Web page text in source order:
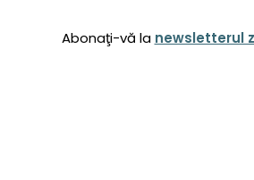
Abonaţi-vă la newsletterul